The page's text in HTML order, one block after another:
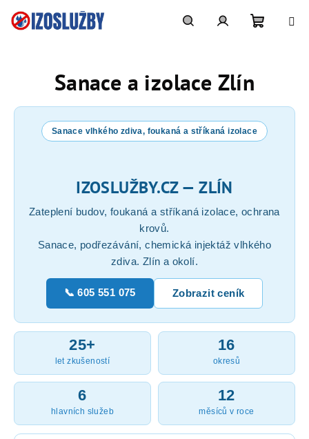
obsah
Sanace a izolace Zlín
Sanace vlhkého zdiva, foukaná a stříkaná izolace
IZOSLUŽBY.CZ — ZLÍN
Zateplení budov, foukaná a stříkaná izolace, ochrana
krovů.
Sanace, podřezávání, chemická injektáž vlhkého
zdiva. Zlín a okolí.
📞 605 551 075 Zobrazit ceník
25+
let zkušeností
16
okresů
6
hlavních služeb
12
měsíců v roce